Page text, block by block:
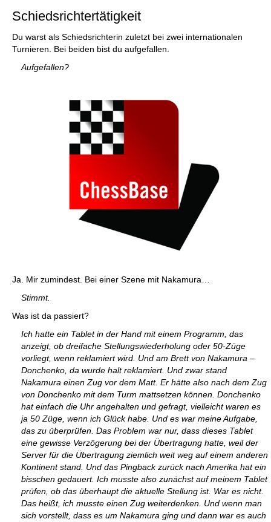
Schiedsrichtertätigkeit
Du warst als Schiedsrichterin zuletzt bei zwei internationalen
Turnieren. Bei beiden bist du aufgefallen.
Aufgefallen?
Ja. Mir zumindest. Bei einer Szene mit Nakamura…
Stimmt.
Was ist da passiert?
Ich hatte ein Tablet in der Hand mit einem Programm, das
anzeigt, ob dreifache Stellungswiederholung oder 50-Züge
vorliegt, wenn reklamiert wird. Und am Brett von Nakamura –
Donchenko, da wurde halt reklamiert. Und zwar stand
Nakamura einen Zug vor dem Matt. Er hätte also nach dem Zug
von Donchenko mit dem Turm mattsetzen können. Donchenko
hat einfach die Uhr angehalten und gefragt, vielleicht waren es
ja 50 Züge, wenn ich Glück habe. Und es war meine Aufgabe,
das zu überprüfen. Das Problem war nur, dass dieses Tablet
eine gewisse Verzögerung bei der Übertragung hatte, weil der
Server für die Übertragung ziemlich weit weg auf einem anderen
Kontinent stand. Und das Pingback zurück nach Amerika hat ein
bisschen gedauert. Ich musste also zunächst auf meinem Tablet
prüfen, ob das überhaupt die aktuelle Stellung ist. War es nicht.
Das heißt, ich musste einen Zug weiterdenken. Und wenn man
sich vorstellt, dass es um Nakamura ging und dann war es auch